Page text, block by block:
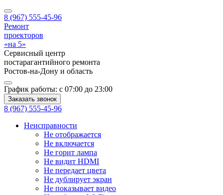
8 (967) 555-45-96
Ремонт
проекторов
«на 5»
Сервисный центр
постарагантийного ремонта
Ростов-на-Дону и область
График работы: с 07:00 до 23:00
Заказать звонок
8 (967) 555-45-96
Неисправности
Не отображается
Не включается
Не горит лампа
Не видит HDMI
Не передает цвета
Не дублирует экран
Не показывает видео